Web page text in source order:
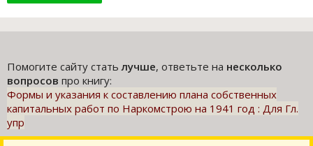
Помогите сайту статьлучше, ответьте на несколько
вопросов про книгу:
Формы и указания к составлению плана собственных
капитальных работ по Наркомстрою на 1941 год : Для Гл.
упр